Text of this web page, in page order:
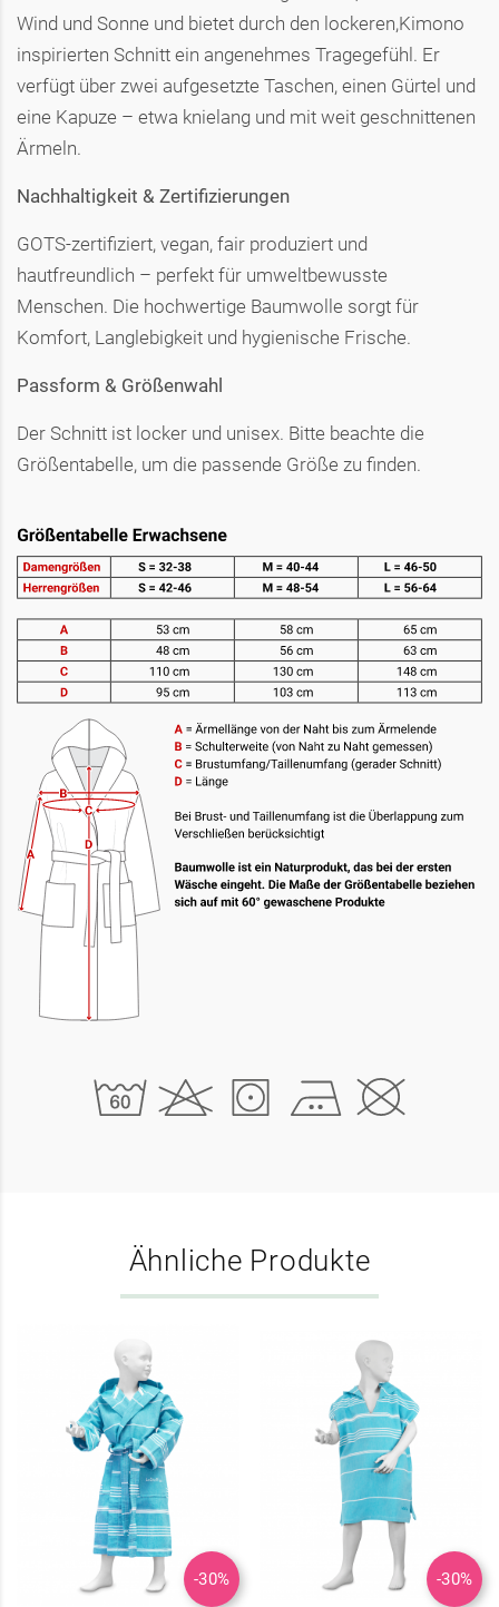
Wind und Sonne und bietet durch den lockeren,Kimono
inspirierten Schnitt ein angenehmes Tragegefühl. Er
verfügt über zwei aufgesetzte Taschen, einen Gürtel und
eine Kapuze – etwa knielang und mit weit geschnittenen
Ärmeln.
Nachhaltigkeit & Zertifizierungen
GOTS-zertifiziert, vegan, fair produziert und
hautfreundlich – perfekt für umweltbewusste
Menschen. Die hochwertige Baumwolle sorgt für
Komfort, Langlebigkeit und hygienische Frische.
Passform & Größenwahl
Der Schnitt ist locker und unisex. Bitte beachte die
Größentabelle, um die passende Größe zu finden.
Ähnliche Produkte
-30% -30%